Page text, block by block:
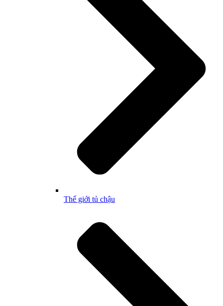
Thế giới tủ chậu